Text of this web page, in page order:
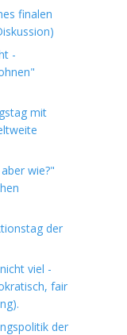
finalen
-
mit
wie?"
der
viel -
fair
der